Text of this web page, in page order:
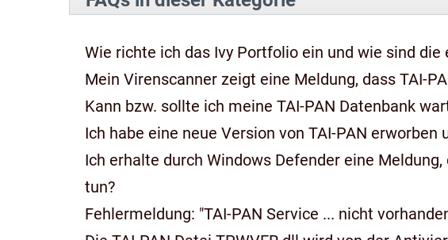
Wie richte ich das Ivy Portfolio ein und wie sind die
Mein Virenscanner zeigt eine Meldung, dass TAI-
Kann bzw. sollte ich meine TAI-PAN Datenbank
Ich habe eine neue Version von TAI-PAN
Ich erhalte durch Windows Defender eine
tun?
Fehlermeldung: "TAI-PAN Service ... nicht